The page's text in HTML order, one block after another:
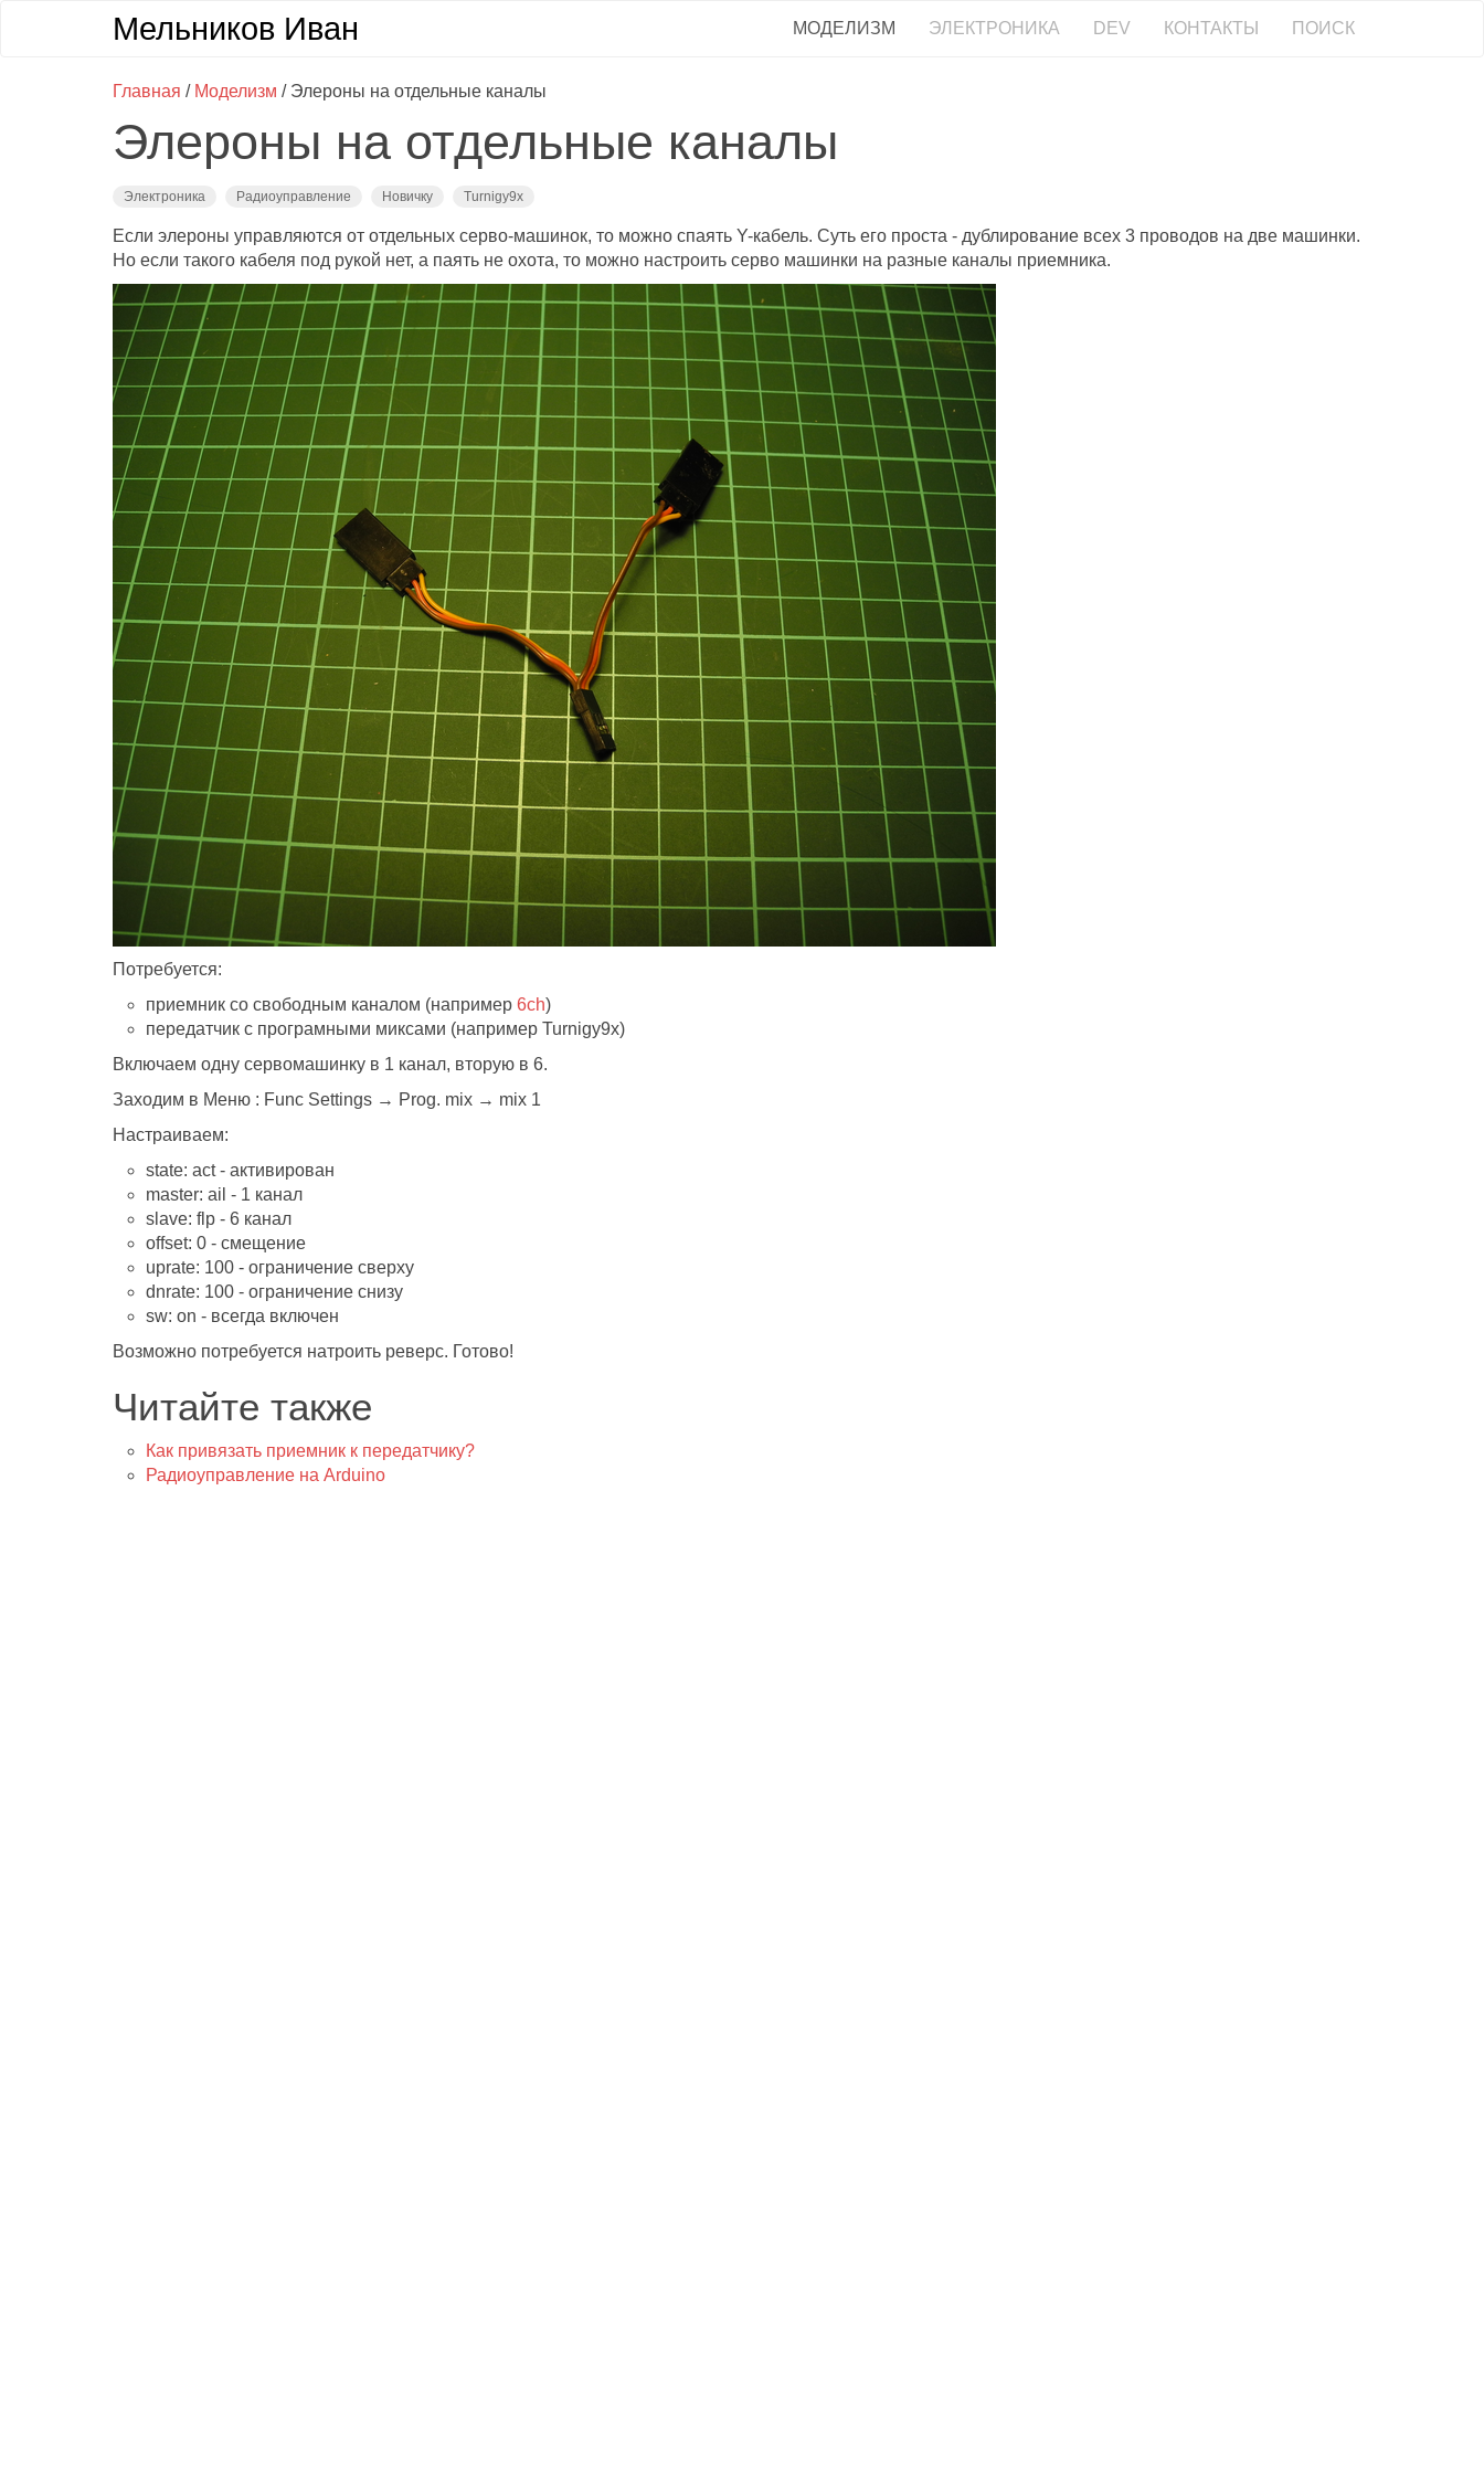
Мельников Иван МОДЕЛИЗМ ЭЛЕКТРОНИКА DEV КОНТАКТЫ ПОИСК
Главная / Моделизм / Элероны на отдельные каналы
Элероны на отдельные каналы
Электроника Радиоуправление Новичку Turnigy9x
Если элероны управляются от отдельных серво-машинок, то можно спаять Y-кабель. Суть его проста - дублирование всех 3 проводов на две машинки.
Но если такого кабеля под рукой нет, а паять не охота, то можно настроить серво машинки на разные каналы приемника.
Потребуется:
приемник со свободным каналом (например 6ch)
передатчик с програмными миксами (например Turnigy9x)
Включаем одну сервомашинку в 1 канал, вторую в 6.
Заходим в Меню : Func Settings → Prog. mix → mix 1
Настраиваем:
state: act - активирован
master: ail - 1 канал
slave: flp - 6 канал
offset: 0 - смещение
uprate: 100 - ограничение сверху
dnrate: 100 - ограничение снизу
sw: on - всегда включен
Возможно потребуется натроить реверс. Готово!
Читайте также
Как привязать приемник к передатчику?
Радиоуправление на Arduino